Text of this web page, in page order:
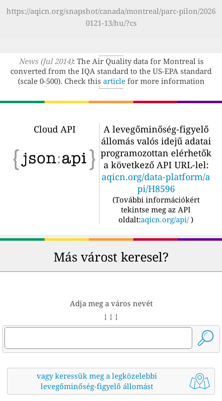
https://aqicn.org/snapshot/canada/montreal/parc-pilon/2026
0121-13/hu/?cs
News (Jul 2014): The Air Quality data for Montreal is
converted from the IQA standard to the US-EPA standard
(scale 0-500). Check this articlefor more information
Cloud API
A levegőminőség-figyelő
állomás valós idejű adatai
programozottan elérhetők
a következő API URL-lel:
aqicn.org/data-platform/a
pi/H8596
(További információkért
tekintse meg az API
oldalt:aqicn.org/api/ )
Más várost keresel?
Adja meg a város nevét
↓ ↓ ↓
vagy keressük meg a legközelebbi
levegőminőség-figyelő állomást